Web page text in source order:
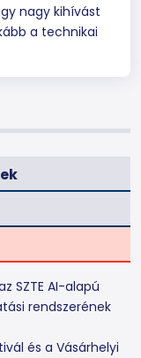
nagy kihívást
a technikai
SZTE AI-alapú
rendszerének
és a Vásárhelyi